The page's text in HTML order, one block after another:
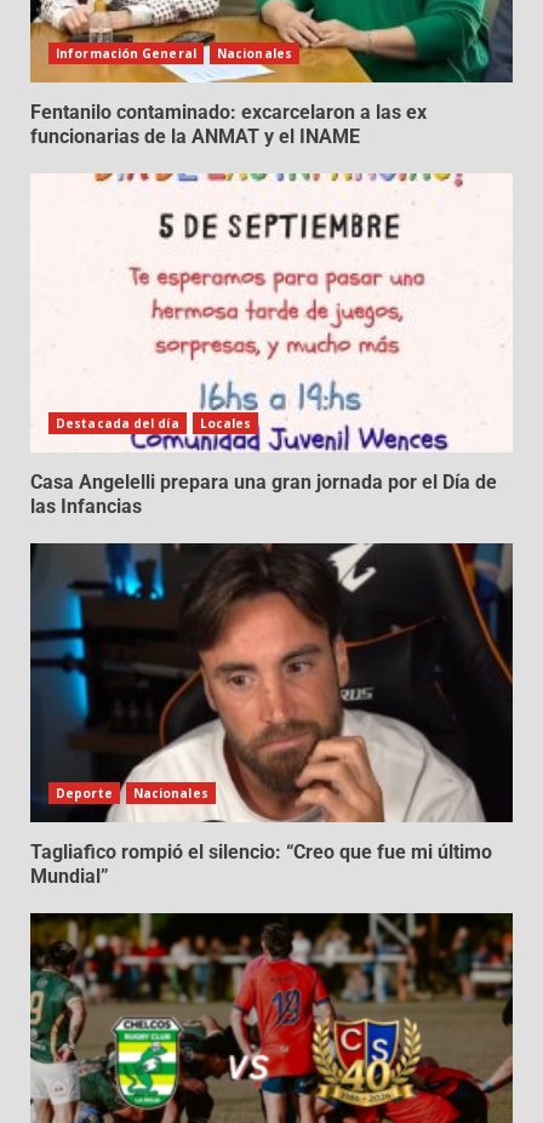
Información General Nacionales
Fentanilo contaminado: excarcelaron a las ex
funcionarias de la ANMAT y el INAME
Destacada del día Locales
Casa Angelelli prepara una gran jornada por el Día de
las Infancias
Deporte Nacionales
Tagliafico rompió el silencio: “Creo que fue mi último
Mundial”